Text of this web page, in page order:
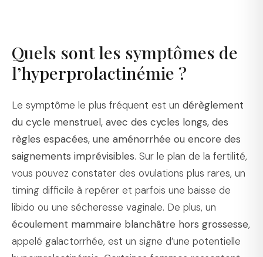
Quels sont les symptômes de
l’hyperprolactinémie ?
Le symptôme le plus fréquent est un dérèglement
du cycle menstruel, avec des cycles longs, des
règles espacées, une aménorrhée ou encore des
saignements imprévisibles. Sur le plan de la fertilité,
vous pouvez constater des ovulations plus rares, un
timing difficile à repérer et parfois une baisse de
libido ou une sécheresse vaginale. De plus, un
écoulement mammaire blanchâtre hors grossesse,
appelé galactorrhée, est un signe d’une potentielle